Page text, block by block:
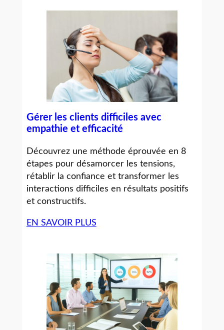
Gérer les clients difficiles avec
empathie et efficacité
Découvrez une méthode éprouvée en 8
étapes pour désamorcer les tensions,
rétablir la confiance et transformer les
interactions difficiles en résultats positifs
et constructifs.
EN SAVOIR PLUS